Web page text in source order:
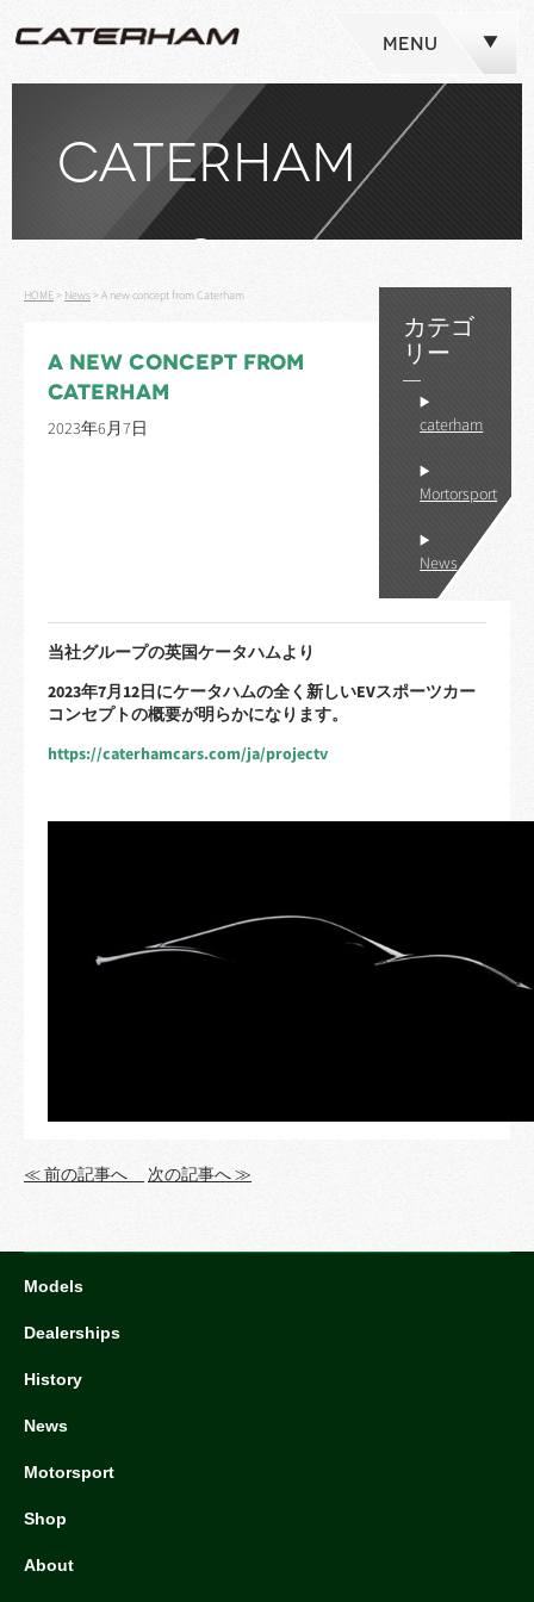
MENU
CATERHAM
NEWS
カテゴ
リー
caterham
Mortorsport
News
HOME> News>A new concept from Caterham
A NEW CONCEPT FROM
CATERHAM
2023年6月7日
当社グループの英国ケータハムより
2023年7月12日にケータハムの全く新しいEVスポーツカー
コンセプトの概要が明らかになります。
https://caterhamcars.com/ja/projectv
≪ 前の記事へ 次の記事へ ≫
Models
Dealerships
History
News
Motorsport
Shop
About